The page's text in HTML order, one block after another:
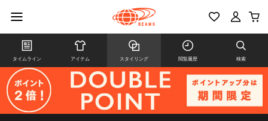
タイムライン アイテム スタイリング 閲覧履歴 検索